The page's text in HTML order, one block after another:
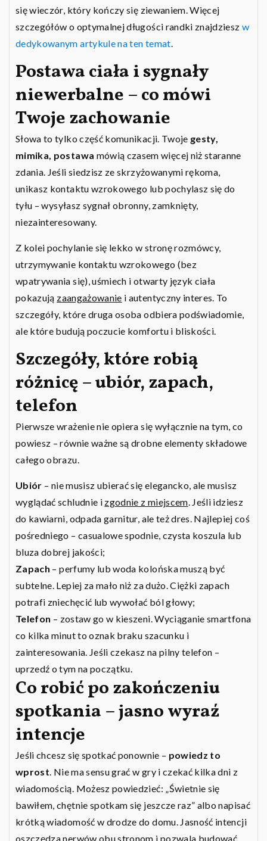
się wieczór, który kończy się ziewaniem. Więcej
szczegółów o optymalnej długości randki znajdziesz w
dedykowanym artykule na ten temat.
Postawa ciała i sygnały
niewerbalne – co mówi
Twoje zachowanie
Słowa to tylko część komunikacji. Twoje gesty,
mimika, postawa mówią czasem więcej niż staranne
zdania. Jeśli siedzisz ze skrzyżowanymi rękoma,
unikasz kontaktu wzrokowego lub pochylasz się do
tyłu – wysyłasz sygnał obronny, zamknięty,
niezainteresowany.
Z kolei pochylanie się lekko w stronę rozmówcy,
utrzymywanie kontaktu wzrokowego (bez
wpatrywania się), uśmiech i otwarty język ciała
pokazują zaangażowanie i autentyczny interes. To
szczegóły, które druga osoba odbiera podświadomie,
ale które budują poczucie komfortu i bliskości.
Szczegóły, które robią
różnicę – ubiór, zapach,
telefon
Pierwsze wrażenie nie opiera się wyłącznie na tym, co
powiesz – równie ważne są drobne elementy składowe
całego obrazu.
Ubiór – nie musisz ubierać się elegancko, ale musisz
wyglądać schludnie i zgodnie z miejscem. Jeśli idziesz
do kawiarni, odpada garnitur, ale też dres. Najlepiej coś
pośredniego – casualowe spodnie, czysta koszula lub
bluza dobrej jakości;
Zapach – perfumy lub woda kolońska muszą być
subtelne. Lepiej za mało niż za dużo. Ciężki zapach
potrafi zniechęcić lub wywołać ból głowy;
Telefon – zostaw go w kieszeni. Wyciąganie smartfona
co kilka minut to oznak braku szacunku i
zainteresowania. Jeśli czekasz na pilny telefon –
uprzedź o tym na początku.
Co robić po zakończeniu
spotkania – jasno wyraź
intencje
Jeśli chcesz się spotkać ponownie – powiedz to
wprost. Nie ma sensu grać w gry i czekać kilka dni z
wiadomością. Możesz powiedzieć: „Świetnie się
bawiłem, chętnie spotkam się jeszcze raz” albo napisać
krótką wiadomość w drodze do domu. Jasność intencji
oszczędza nerwów obu stronom i pozwala budować